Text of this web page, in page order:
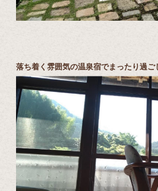
落ち着く雰囲気の温泉宿でまったり過ご